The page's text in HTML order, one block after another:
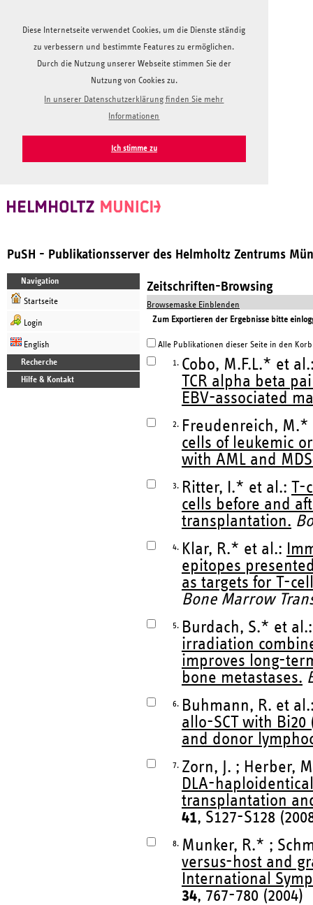
Diese Internetseite verwendet Cookies, um die Dienste ständig
zu verbessern und bestimmte Features zu ermöglichen.
Durch die Nutzung unserer Webseite stimmen Sie der
Nutzung von Cookies zu.
In unserer Datenschutzerklärung finden Sie mehr
Informationen
Ich stimme zu
PuSH - Publikationsserver des Helmholtz Zentrums
Navigation
Startseite
Login
English
Recherche
Hilfe & Kontakt
Zeitschriften-Browsing
Browsemaske Einblenden
Zum Exportieren der Ergebnisse bitte
Alle Publikationen dieser Seite in den
1. Cobo, M.F.L.* et
TCR alpha beta
EBV-associated
2.
Freudenreich,
cells of leukemic
with AML and
3. Ritter, I.* et al.: T-
cells before and
transplantation.
4. Klar, R.* et al.:
epitopes
as targets for T-
Bone Marrow
5.
Burdach, S.* et
irradiation
improves long-
bone metastases.
6.
Buhmann, R. et
allo-SCT with Bi20
and donor
7. Zorn, J. ; Herber,
DLA-
transplantation
41, S127-S128
8. Munker, R.* ;
versus-host and
International
34, 767-780 (2004)